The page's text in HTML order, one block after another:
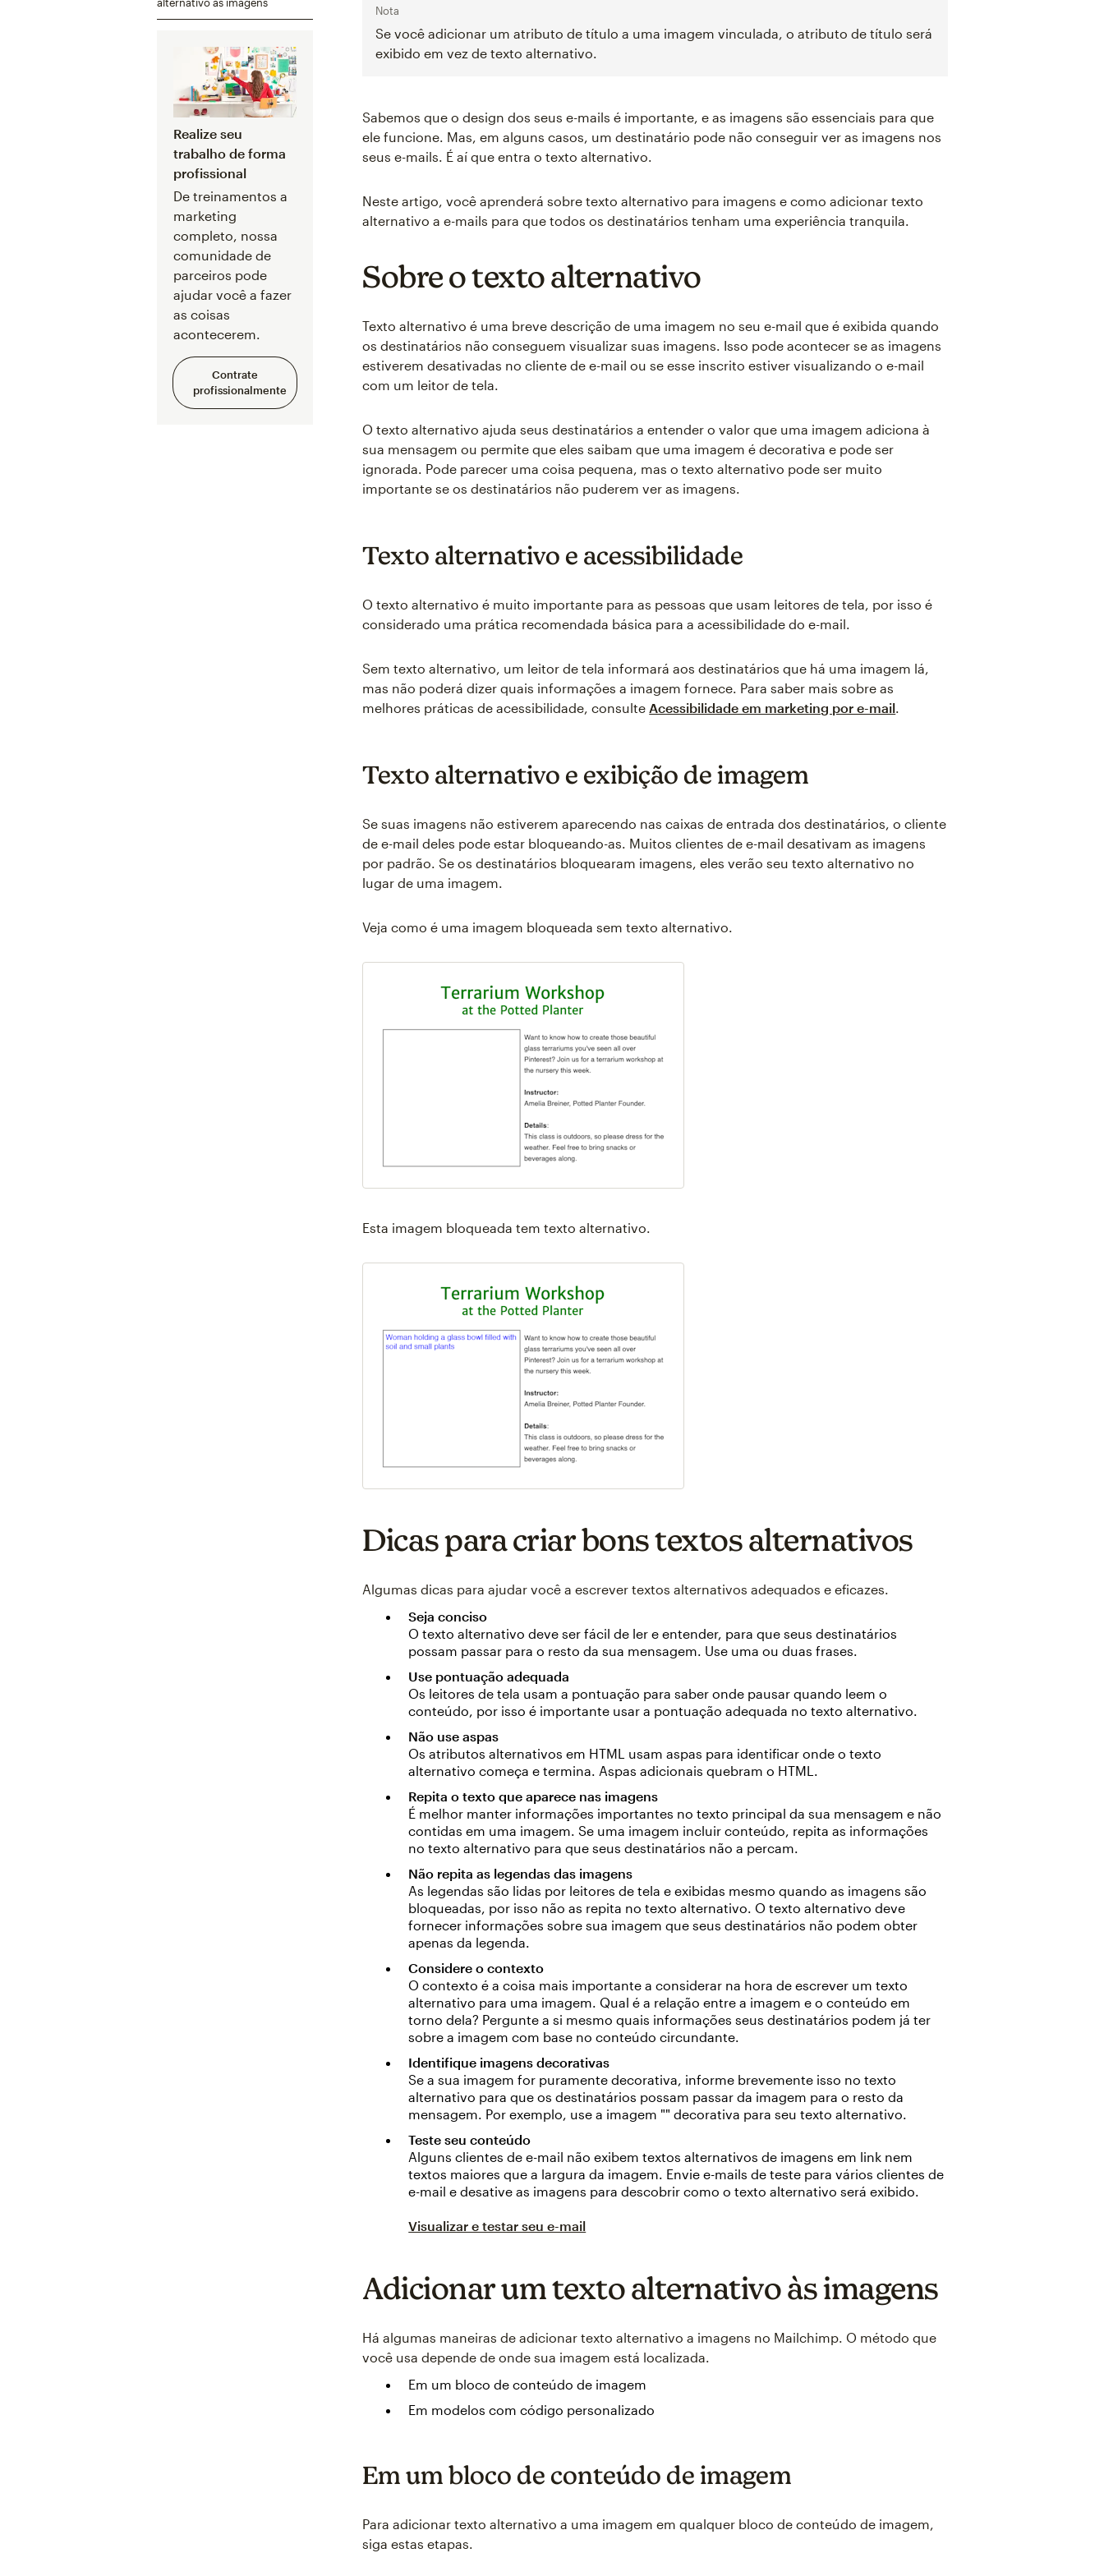
Realize seu
trabalho de forma
profissional
De treinamentos a
marketing
completo, nossa
comunidade de
parceiros pode
ajudar você a fazer
as coisas
acontecerem.
Contrate
profissionalmente
Nota
Se você adicionar um atributo de título a uma imagem vinculada, o atributo de título será
exibido em vez de texto alternativo.
Sabemos que o design dos seus e-mails é importante, e as imagens são essenciais para que
ele funcione. Mas, em alguns casos, um destinatário pode não conseguir ver as imagens nos
seus e-mails. É aí que entra o texto alternativo.
Neste artigo, você aprenderá sobre texto alternativo para imagens e como adicionar texto
alternativo a e-mails para que todos os destinatários tenham uma experiência tranquila.
Sobre o texto alternativo
Texto alternativo é uma breve descrição de uma imagem no seu e-mail que é exibida quando
os destinatários não conseguem visualizar suas imagens. Isso pode acontecer se as imagens
estiverem desativadas no cliente de e-mail ou se esse inscrito estiver visualizando o e-mail
com um leitor de tela.
O texto alternativo ajuda seus destinatários a entender o valor que uma imagem adiciona à
sua mensagem ou permite que eles saibam que uma imagem é decorativa e pode ser
ignorada. Pode parecer uma coisa pequena, mas o texto alternativo pode ser muito
importante se os destinatários não puderem ver as imagens.
Texto alternativo e acessibilidade
O texto alternativo é muito importante para as pessoas que usam leitores de tela, por isso é
considerado uma prática recomendada básica para a acessibilidade do e-mail.
Sem texto alternativo, um leitor de tela informará aos destinatários que há uma imagem lá,
mas não poderá dizer quais informações a imagem fornece. Para saber mais sobre as
melhores práticas de acessibilidade, consulte Acessibilidade em marketing por e-mail.
Texto alternativo e exibição de imagem
Se suas imagens não estiverem aparecendo nas caixas de entrada dos destinatários, o cliente
de e-mail deles pode estar bloqueando-as. Muitos clientes de e-mail desativam as imagens
por padrão. Se os destinatários bloquearam imagens, eles verão seu texto alternativo no
lugar de uma imagem.
Veja como é uma imagem bloqueada sem texto alternativo.
Esta imagem bloqueada tem texto alternativo.
Dicas para criar bons textos alternativos
Algumas dicas para ajudar você a escrever textos alternativos adequados e eficazes.
Seja conciso
O texto alternativo deve ser fácil de ler e entender, para que seus destinatários
possam passar para o resto da sua mensagem. Use uma ou duas frases.
Use pontuação adequada
Os leitores de tela usam a pontuação para saber onde pausar quando leem o
conteúdo, por isso é importante usar a pontuação adequada no texto alternativo.
Não use aspas
Os atributos alternativos em HTML usam aspas para identificar onde o texto
alternativo começa e termina. Aspas adicionais quebram o HTML.
Repita o texto que aparece nas imagens
É melhor manter informações importantes no texto principal da sua mensagem e não
contidas em uma imagem. Se uma imagem incluir conteúdo, repita as informações
no texto alternativo para que seus destinatários não a percam.
Não repita as legendas das imagens
As legendas são lidas por leitores de tela e exibidas mesmo quando as imagens são
bloqueadas, por isso não as repita no texto alternativo. O texto alternativo deve
fornecer informações sobre sua imagem que seus destinatários não podem obter
apenas da legenda.
Considere o contexto
O contexto é a coisa mais importante a considerar na hora de escrever um texto
alternativo para uma imagem. Qual é a relação entre a imagem e o conteúdo em
torno dela? Pergunte a si mesmo quais informações seus destinatários podem já ter
sobre a imagem com base no conteúdo circundante.
Identifique imagens decorativas
Se a sua imagem for puramente decorativa, informe brevemente isso no texto
alternativo para que os destinatários possam passar da imagem para o resto da
mensagem. Por exemplo, use a imagem "" decorativa para seu texto alternativo.
Teste seu conteúdo
Alguns clientes de e-mail não exibem textos alternativos de imagens em link nem
textos maiores que a largura da imagem. Envie e-mails de teste para vários clientes de
e-mail e desative as imagens para descobrir como o texto alternativo será exibido.
Visualizar e testar seu e-mail
Adicionar um texto alternativo às imagens
Há algumas maneiras de adicionar texto alternativo a imagens no Mailchimp. O método que
você usa depende de onde sua imagem está localizada.
Em um bloco de conteúdo de imagem
Em modelos com código personalizado
Em um bloco de conteúdo de imagem
Para adicionar texto alternativo a uma imagem em qualquer bloco de conteúdo de imagem,
siga estas etapas.